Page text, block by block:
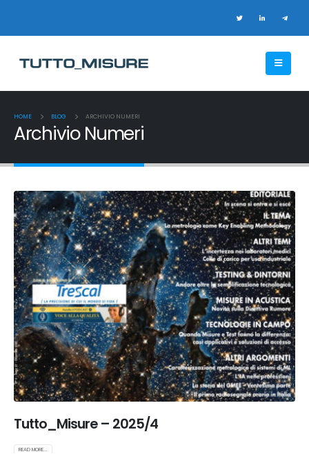
HOME BLOG ARCHIVIO NUMERI
Archivio Numeri
Tutto_Misure – 2025/4
READ MORE...